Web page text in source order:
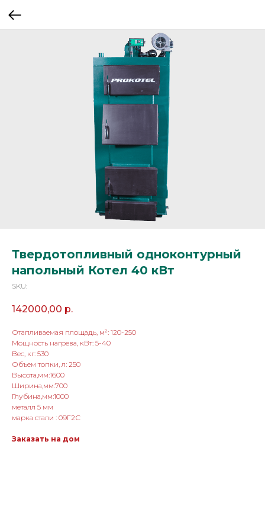
Твердотопливный одноконтурный
напольный Котел 40 кВт
SKU:
142000,00 р.
Отапливаемая площадь, м²: 120-250
Мощность нагрева, кВт: 5-40
Вес, кг: 530
Объем топки, л: 250
Высота,мм:1600
Ширина,мм:700
Глубина,мм:1000
металл 5 мм
марка стали : 09Г2С
Заказать на дом